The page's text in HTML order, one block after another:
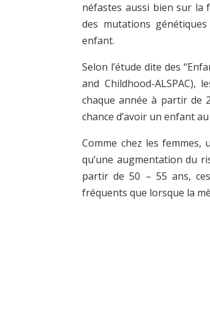
néfastes aussi bien sur la
des mutations
enfant.
Selon l’étude dite des
and Childhood-ALSPAC),
chaque année à partir de
chance d’avoir un enfant
Comme chez les
qu’une augmentation du
partir de 50 – 55 ans,
fréquents que lorsque la